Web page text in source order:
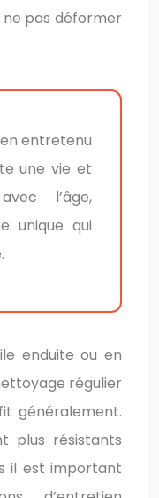
pas déformer
une vie et
l’âge,
unique qui
enduite ou en
régulier
généralement.
plus résistants
il est important